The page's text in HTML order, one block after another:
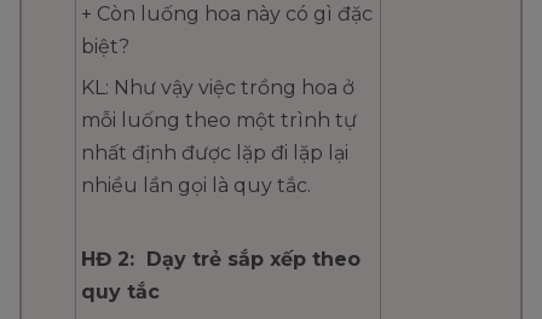
+ Còn luống hoa này có gì đặc
biệt?
KL: Như vậy việc trồng hoa ở
mỗi luống theo một trình tự
nhất định được lặp đi lặp lại
nhiều lần gọi là quy tắc.
HĐ 2: Dạy trẻ sắp xếp theo
quy tắc